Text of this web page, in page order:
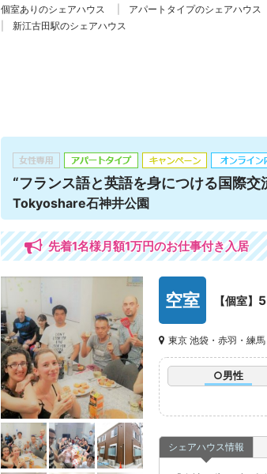
個室ありのシェアハウス
アパートタイプのシェアハウス
新江古田駅のシェアハウス
“フランス語と英語を身につける国際交
Tokyoshare石神井公園
先着1名様月額1万円のお仕事付き入居
空室 【個室】
東京 池袋・赤羽・練馬
○男性
シェアハウス情報